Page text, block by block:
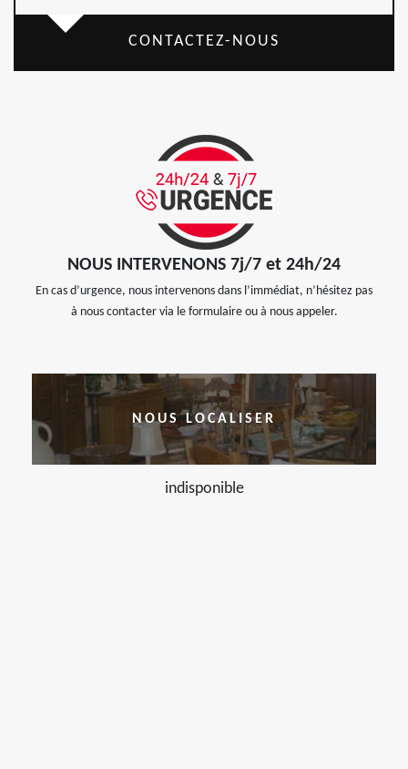
CONTACTEZ-NOUS
NOUS INTERVENONS 7j/7 et 24h/24
En cas d’urgence, nous intervenons dans l’immédiat, n’hésitez pas
à nous contacter via le formulaire ou à nous appeler.
NOUS LOCALISER
indisponible